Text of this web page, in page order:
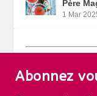
Père
1 Mar
Abonnez